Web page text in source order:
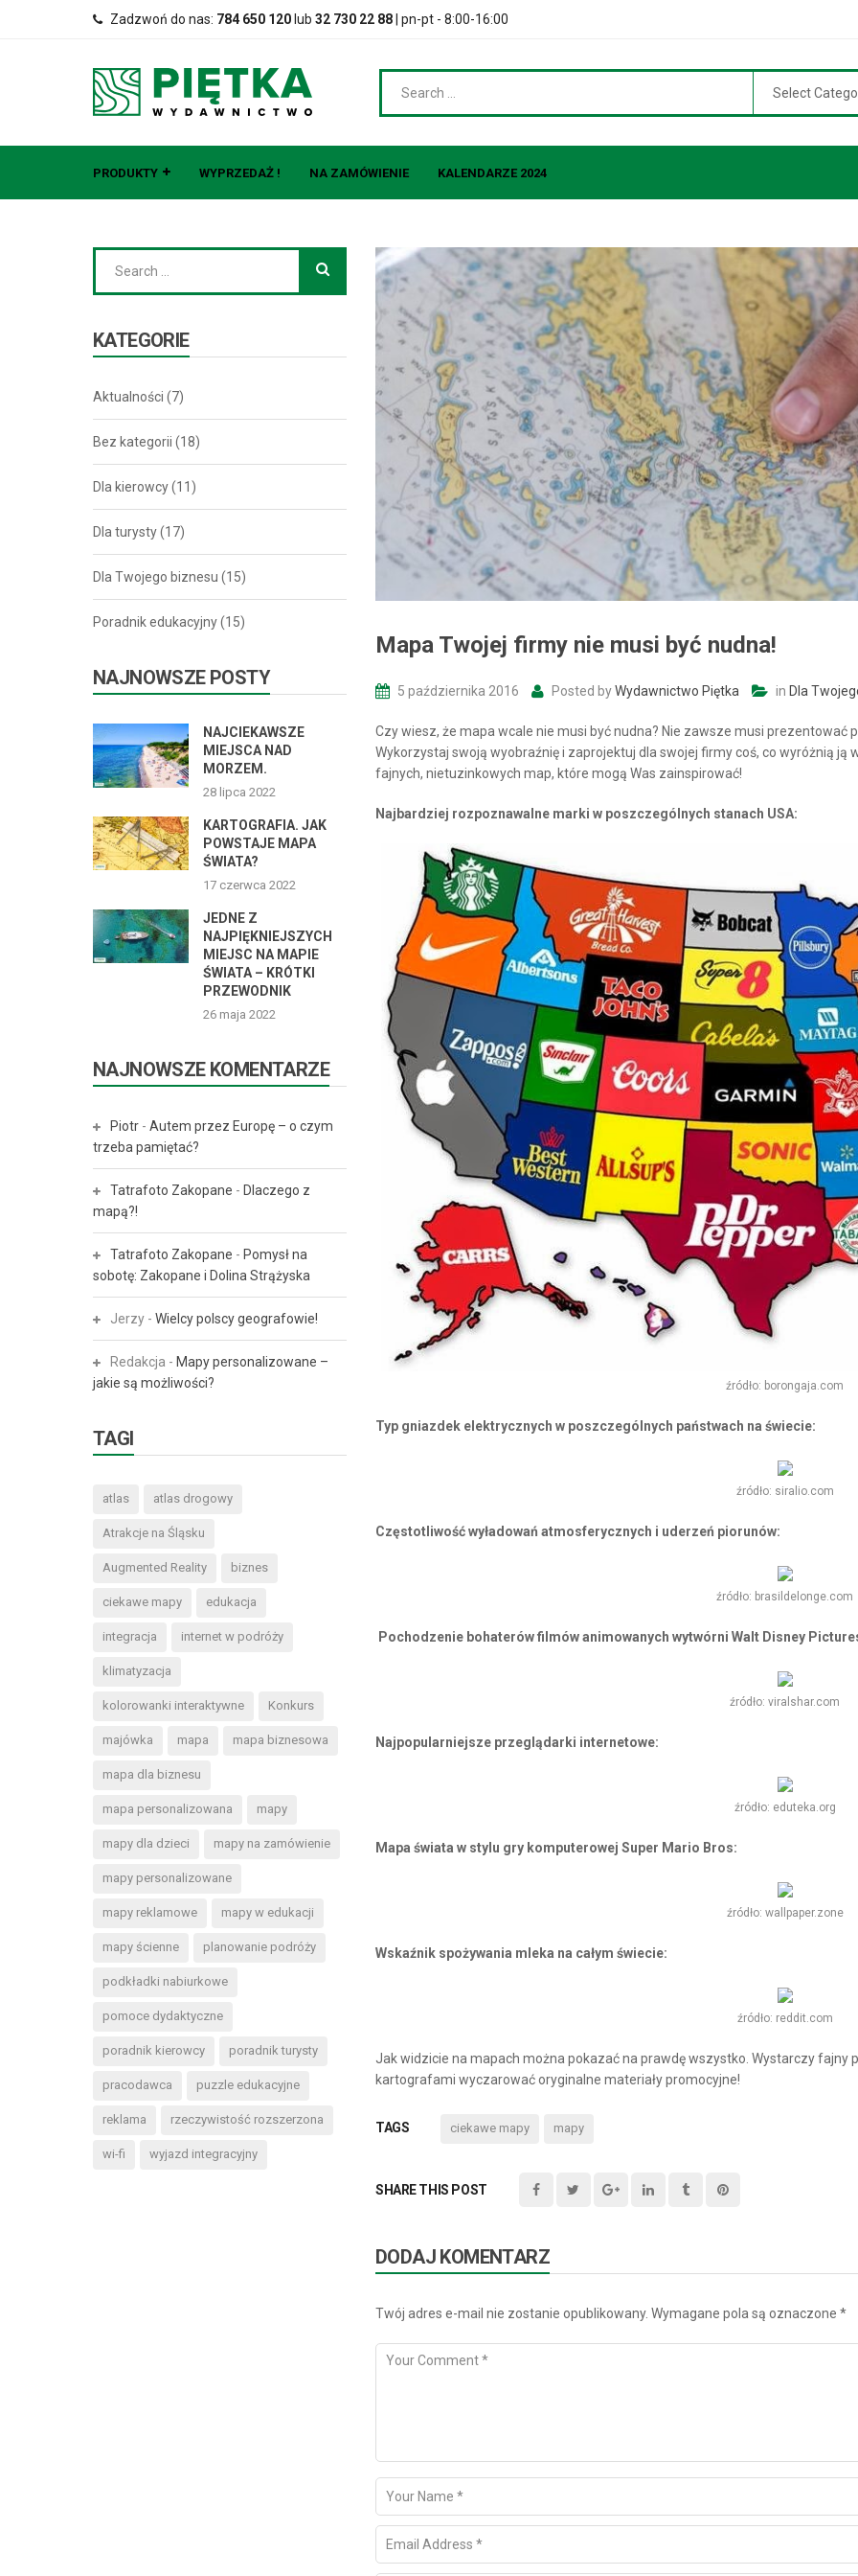
Zadzwoń do nas: 784 650 120 lub 32 730 22 88 | pn-pt - 8:00-16:00
Select
PRODUKTY WYPRZEDAŻ ! NA ZAMÓWIENIE KALENDARZE 2024
Mapa Twojej firmy nie musi być nudna!
5 października 2016 Posted byWydawnictwo Piętka in Dla
Czy wiesz, że mapa wcale nie musi być nudna? Nie zawsze musi prezentować
Wykorzystaj swoją wyobraźnię i zaprojektuj dla swojej firmy coś, co wyróżnią ją
fajnych, nietuzinkowych map, które mogą Was zainspirować!
Najbardziej rozpoznawalne marki w poszczególnych stanach USA:
źródło: borongaja.com
Typ gniazdek elektrycznych w poszczególnych państwach na świecie:
źródło: siralio.com
Częstotliwość wyładowań atmosferycznych i uderzeń piorunów:
źródło: brasildelonge.com
Pochodzenie bohaterów filmów animowanych wytwórni Walt Disney
źródło: viralshar.com
Najpopularniejsze przeglądarki internetowe:
źródło: eduteka.org
Mapa świata w stylu gry komputerowej Super Mario Bros:
źródło: wallpaper.zone
Wskaźnik spożywania mleka na całym świecie:
źródło: reddit.com
Jak widzicie na mapach można pokazać na prawdę wszystko. Wystarczy fajny
kartografami wyczarować oryginalne materiały promocyjne!
TAGS ciekawe mapy mapy
SHARE THIS POST
DODAJ KOMENTARZ
Twój adres e-mail nie zostanie opublikowany. Wymagane pola są oznaczone *
KATEGORIE
Aktualności (7)
Bez kategorii (18)
Dla kierowcy(11)
Dla turysty(17)
Dla Twojego biznesu (15)
Poradnik edukacyjny(15)
NAJNOWSZE POSTY
NAJCIEKAWSZE
MIEJSCA NAD
MORZEM.
28 lipca 2022
KARTOGRAFIA. JAK
POWSTAJE MAPA
ŚWIATA?
17 czerwca 2022
JEDNE Z
NAJPIĘKNIEJSZYCH
MIEJSC NA MAPIE
ŚWIATA – KRÓTKI
PRZEWODNIK
26 maja 2022
NAJNOWSZE KOMENTARZE
Piotr- Autem przez Europę – o czym
trzeba pamiętać?
Tatrafoto Zakopane - Dlaczego z
mapą?!
Tatrafoto Zakopane - Pomysł na
sobotę: Zakopane i Dolina Strążyska
Jerzy- Wielcy polscy geografowie!
Redakcja - Mapy personalizowane –
jakie są możliwości?
TAGI
atlas atlas drogowy
Atrakcje na Śląsku
Augmented Reality biznes
ciekawe mapy edukacja
integracja internet w podróży
klimatyzacja
kolorowanki interaktywne Konkurs
majówka mapa mapa biznesowa
mapa dla biznesu
mapa personalizowana mapy
mapy dla dzieci mapy na zamówienie
mapy personalizowane
mapy reklamowe mapy w edukacji
mapy ścienne planowanie podróży
podkładki nabiurkowe
pomoce dydaktyczne
poradnik kierowcy poradnik turysty
pracodawca puzzle edukacyjne
reklama rzeczywistość rozszerzona
wi-fi wyjazd integracyjny